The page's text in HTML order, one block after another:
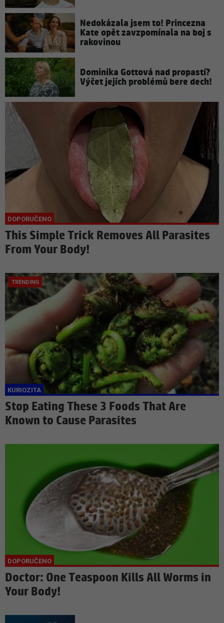
Nedokázala jsem to! Princezna
Kate opět zavzpomínala na boj s
rakovinou
Dominika Gottová nad propastí?
Výčet jejích problémů bere dech!
This Simple Trick Removes All Parasites
From Your Body!
Stop Eating These 3 Foods That Are
Known to Cause Parasites
Doctor: One Teaspoon Kills All Worms in
Your Body!